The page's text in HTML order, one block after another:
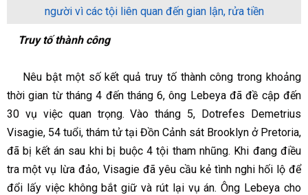
người vì các tội liên quan đến gian lận, rửa tiền
Truy tố thành công
Nêu bật một số kết quả truy tố thành công trong khoảng
thời gian từ tháng 4 đến tháng 6, ông Lebeya đã đề cập đến
30 vụ việc quan trọng. Vào tháng 5, Dotrefes Demetrius
Visagie, 54 tuổi, thám tử tại Đồn Cảnh sát Brooklyn ở Pretoria,
đã bị kết án sau khi bị buộc 4 tội tham nhũng. Khi đang điều
tra một vụ lừa đảo, Visagie đã yêu cầu kẻ tình nghi hối lộ để
đổi lấy việc không bắt giữ và rút lại vụ án. Ông Lebeya cho